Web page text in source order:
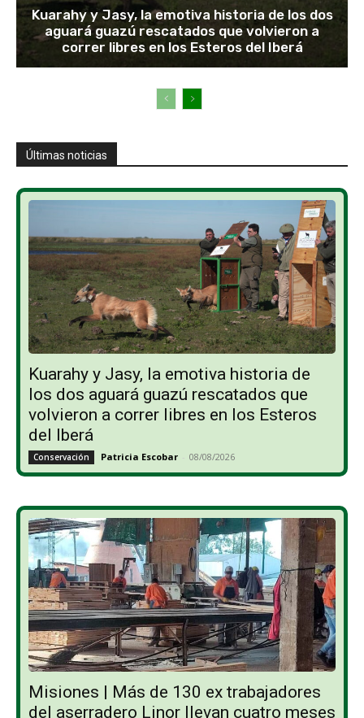
Kuarahy y Jasy, la emotiva historia de los dos
aguará guazú rescatados que volvieron a
correr libres en los Esteros del Iberá
Últimas noticias
Kuarahy y Jasy, la emotiva historia de
los dos aguará guazú rescatados que
volvieron a correr libres en los Esteros
del Iberá
Conservación Patricia Escobar - 08/08/2026
Misiones | Más de 130 ex trabajadores
del aserradero Linor llevan cuatro meses